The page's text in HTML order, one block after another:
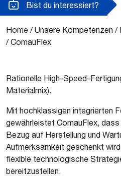
Bist du interessiert?
Home /Unsere Kompetenzen /
/ComauFlex
Rationelle High-Speed-
Materialmix).
Mit hochklassigen integrierten
gewährleistet ComauFlex,
Bezug auf Herstellung und
Aufmerksamkeit geschenkt
flexible technologische
bereitzustellen.